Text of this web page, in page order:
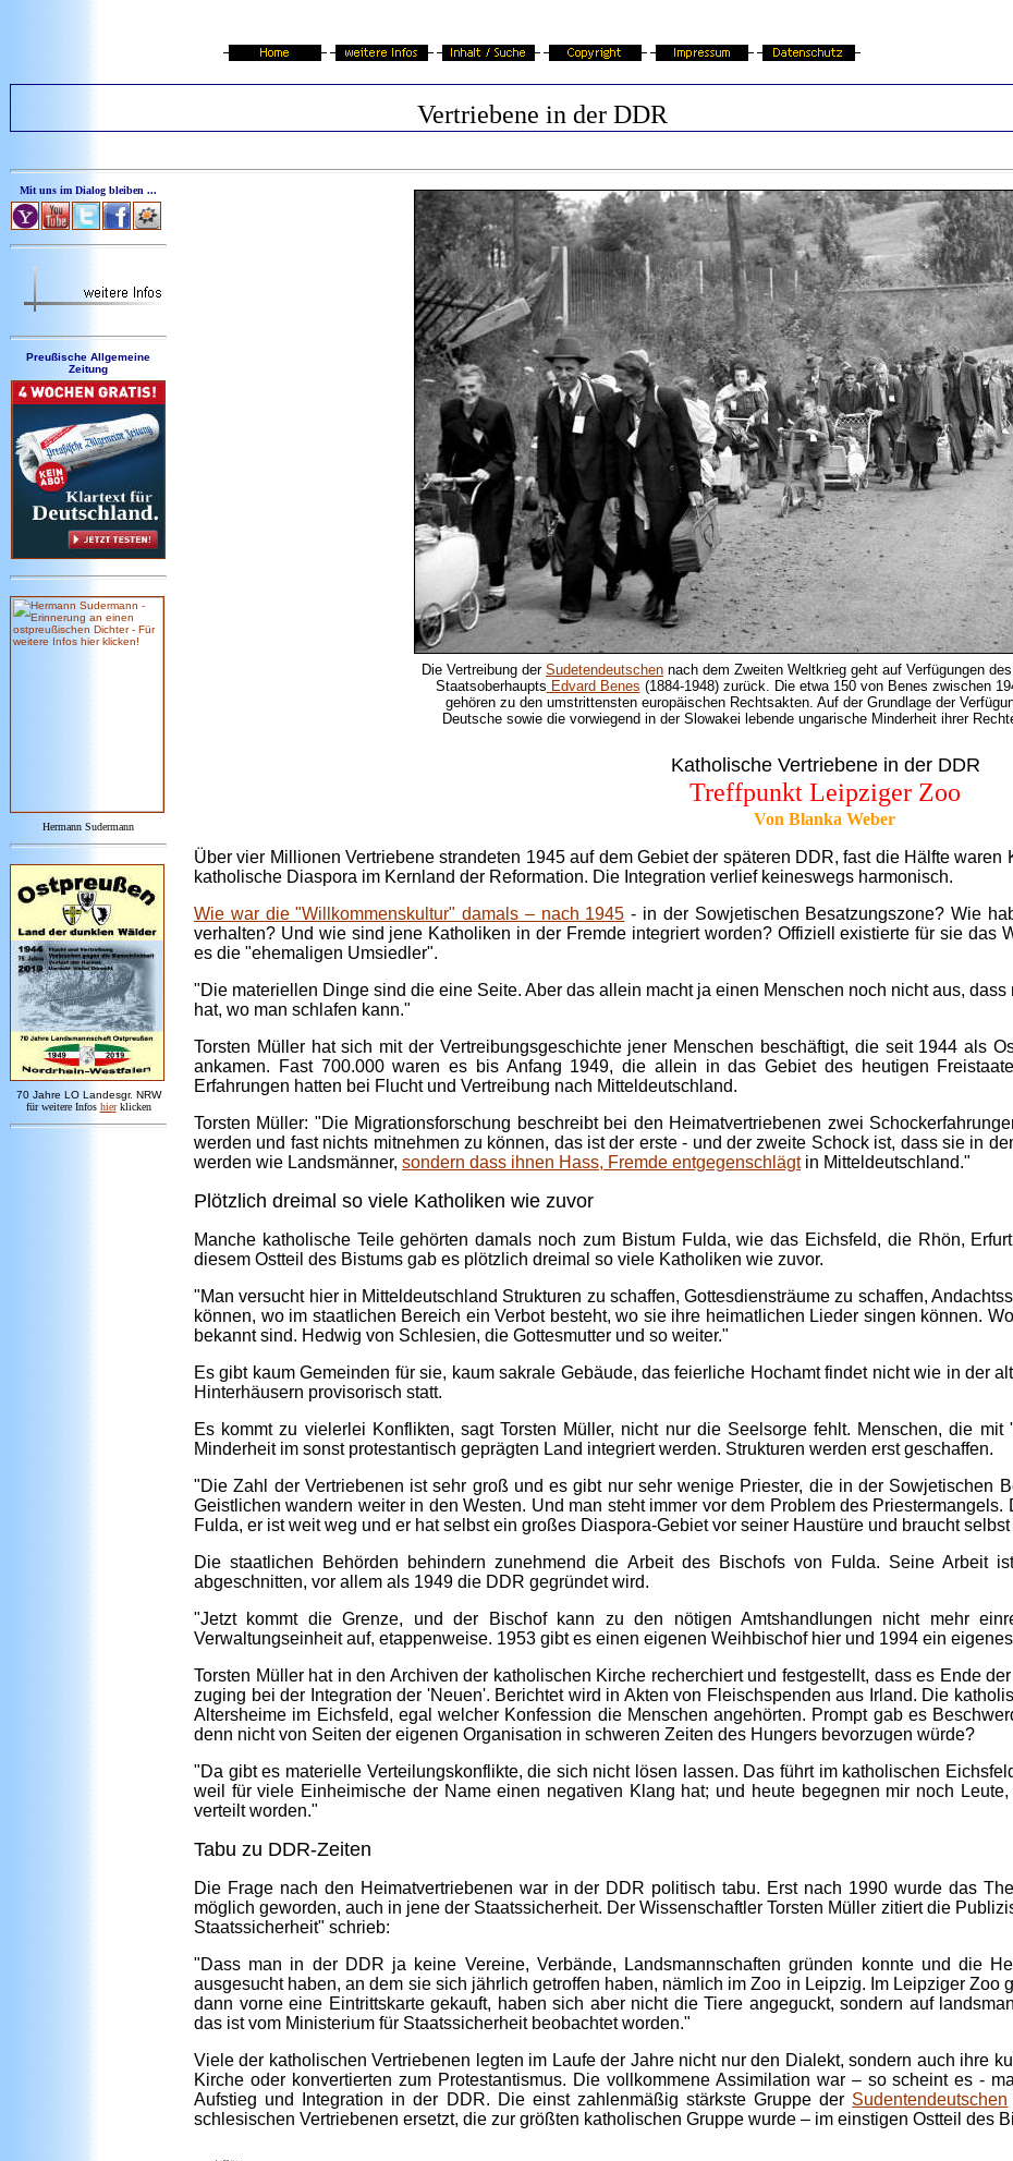
Vertriebene in der DDR
Mit uns im Dialog bleiben ...
Preußische Allgemeine
Zeitung
Hermann Sudermann
70 Jahre LO Landesgr. NRW
für weitere Infos hier klicken
Die Vertreibung der Sudetendeutschen nach dem Zweiten Weltkrieg geht auf Verfügungen
Staatsoberhaupts Edvard Benes (1884-1948) zurück. Die etwa 150 von Benes zwischen
gehören zu den umstrittensten europäischen Rechtsakten. Auf der Grundlage der
Deutsche sowie die vorwiegend in der Slowakei lebende ungarische Minderheit ihrer
Katholische Vertriebene in der DDR
Treffpunkt Leipziger Zoo
Von Blanka Weber
Über vier Millionen Vertriebene strandeten 1945 auf dem Gebiet der späteren DDR, fast die Hälfte
katholische Diaspora im Kernland der Reformation. Die Integration verlief keineswegs harmonisch.
Wie war die "Willkommenskultur" damals – nach 1945 - in der Sowjetischen Besatzungszone? Wie
verhalten? Und wie sind jene Katholiken in der Fremde integriert worden? Offiziell existierte für sie das
es die "ehemaligen Umsiedler".
"Die materiellen Dinge sind die eine Seite. Aber das allein macht ja einen Menschen noch nicht aus,
hat, wo man schlafen kann."
Torsten Müller hat sich mit der Vertreibungsgeschichte jener Menschen beschäftigt, die seit 1944 als
ankamen. Fast 700.000 waren es bis Anfang 1949, die allein in das Gebiet des heutigen
Erfahrungen hatten bei Flucht und Vertreibung nach Mitteldeutschland.
Torsten Müller: "Die Migrationsforschung beschreibt bei den Heimatvertriebenen zwei
werden und fast nichts mitnehmen zu können, das ist der erste - und der zweite Schock ist, dass sie in
werden wie Landsmänner, sondern dass ihnen Hass, Fremde entgegenschlägtin Mitteldeutschland."
Plötzlich dreimal so viele Katholiken wie zuvor
Manche katholische Teile gehörten damals noch zum Bistum Fulda, wie das Eichsfeld, die Rhön,
diesem Ostteil des Bistums gab es plötzlich dreimal so viele Katholiken wie zuvor.
"Man versucht hier in Mitteldeutschland Strukturen zu schaffen, Gottesdiensträume zu schaffen,
können, wo im staatlichen Bereich ein Verbot besteht, wo sie ihre heimatlichen Lieder singen können.
bekannt sind. Hedwig von Schlesien, die Gottesmutter und so weiter."
Es gibt kaum Gemeinden für sie, kaum sakrale Gebäude, das feierliche Hochamt findet nicht wie in der
Hinterhäusern provisorisch statt.
Es kommt zu vielerlei Konflikten, sagt Torsten Müller, nicht nur die Seelsorge fehlt. Menschen, die
Minderheit im sonst protestantisch geprägten Land integriert werden. Strukturen werden erst geschaffen.
"Die Zahl der Vertriebenen ist sehr groß und es gibt nur sehr wenige Priester, die in der Sowjetischen
Geistlichen wandern weiter in den Westen. Und man steht immer vor dem Problem des
Fulda, er ist weit weg und er hat selbst ein großes Diaspora-Gebiet vor seiner Haustüre und braucht
Die staatlichen Behörden behindern zunehmend die Arbeit des Bischofs von Fulda. Seine Arbeit
abgeschnitten, vor allem als 1949 die DDR gegründet wird.
"Jetzt kommt die Grenze, und der Bischof kann zu den nötigen Amtshandlungen nicht mehr
Verwaltungseinheit auf, etappenweise. 1953 gibt es einen eigenen Weihbischof hier und 1994 ein
Torsten Müller hat in den Archiven der katholischen Kirche recherchiert und festgestellt, dass es Ende
zuging bei der Integration der 'Neuen'. Berichtet wird in Akten von Fleischspenden aus Irland. Die
Altersheime im Eichsfeld, egal welcher Konfession die Menschen angehörten. Prompt gab es
denn nicht von Seiten der eigenen Organisation in schweren Zeiten des Hungers bevorzugen würde?
"Da gibt es materielle Verteilungskonflikte, die sich nicht lösen lassen. Das führt im katholischen
weil für viele Einheimische der Name einen negativen Klang hat; und heute begegnen mir noch
verteilt worden."
Tabu zu DDR-Zeiten
Die Frage nach den Heimatvertriebenen war in der DDR politisch tabu. Erst nach 1990 wurde das
möglich geworden, auch in jene der Staatssicherheit. Der Wissenschaftler Torsten Müller zitiert die
Staatssicherheit" schrieb:
"Dass man in der DDR ja keine Vereine, Verbände, Landsmannschaften gründen konnte und die
ausgesucht haben, an dem sie sich jährlich getroffen haben, nämlich im Zoo in Leipzig. Im Leipziger Zoo
dann vorne eine Eintrittskarte gekauft, haben sich aber nicht die Tiere angeguckt, sondern auf
das ist vom Ministerium für Staatssicherheit beobachtet worden."
Viele der katholischen Vertriebenen legten im Laufe der Jahre nicht nur den Dialekt, sondern auch ihre
Kirche oder konvertierten zum Protestantismus. Die vollkommene Assimilation war – so scheint es -
Aufstieg und Integration in der DDR. Die einst zahlenmäßig stärkste Gruppe der Sudentendeutschen
schlesischen Vertriebenen ersetzt, die zur größten katholischen Gruppe wurde – im einstigen Ostteil des